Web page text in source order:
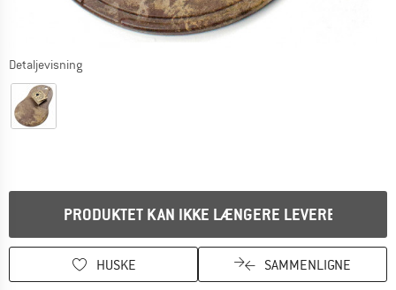
Detaljevisning
PRODUKTET KAN IKKE LÆNGERE LEVERES
HUSKE SAMMENLIGNE